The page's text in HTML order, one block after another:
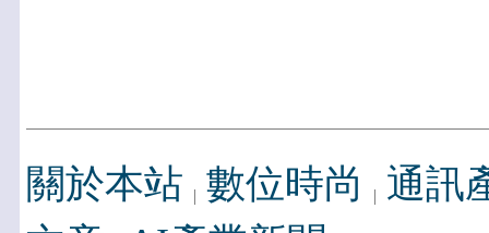
關於本站 數位時尚
通訊